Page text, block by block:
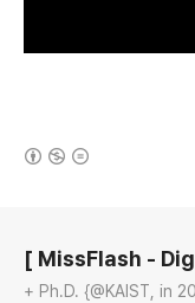
[ MissFlash -
+ Ph.D. {@KAIST, in